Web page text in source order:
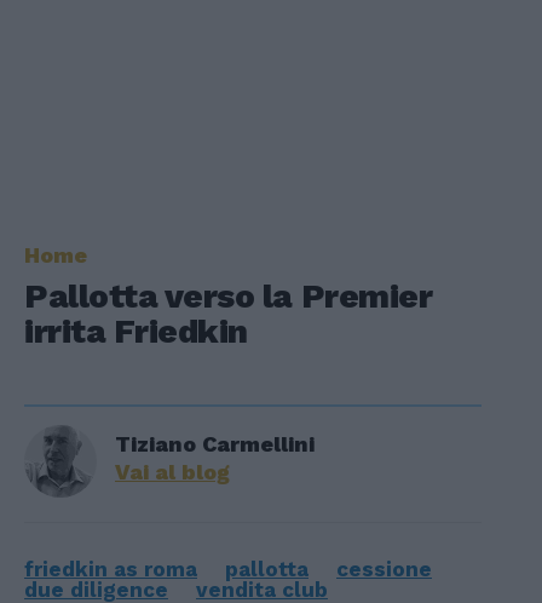
Home
Pallotta verso la Premier
irrita Friedkin
Tiziano Carmellini
Vai al blog
friedkin as roma pallotta
cessione
due diligence
vendita club